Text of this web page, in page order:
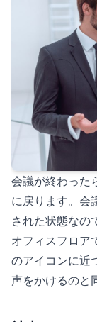
会議が終わった
に戻ります。会
された状態なの
オフィスフロア
のアイコンに近
声をかけるのと